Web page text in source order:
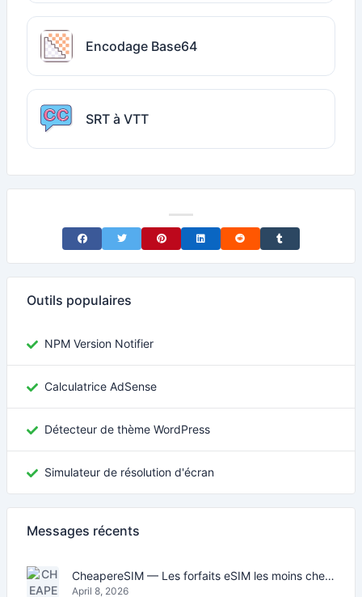
Encodage Base64
SRT à VTT
Share on Facebook
Share on TwitterShare on Pinterest
Share on LinkedIn
Share on RedditShare on Tumblr
Outils populaires
NPM Version Notifier
Calculatrice AdSense
Détecteur de thème WordPress
Simulateur de résolution d'écran
Messages récents
CheapereSIM — Les forfaits eSIM les moins chers pour voyager en 2026
April 8, 2026